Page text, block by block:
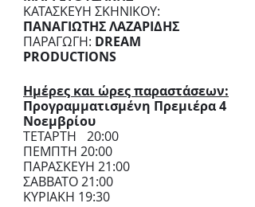
ΚΑΤΑΣΚΕΥΗ ΣΚΗΝΙΚΟΥ:
ΠΑΝΑΓΙΩΤΗΣ ΛΑΖΑΡΙΔΗΣ
ΠΑΡΑΓΩΓΗ: DREAM
PRODUCTIONS
Ημέρες και ώρες παραστάσεων:
Προγραμματισμένη Πρεμιέρα 4
Νοεμβρίου
ΤΕΤΑΡΤΗ	20:00
ΠΕΜΠΤΗ 20:00
ΠΑΡΑΣΚΕΥΗ 21:00
ΣΑΒΒΑΤΟ 21:00
ΚΥΡΙΑΚΗ 19:30